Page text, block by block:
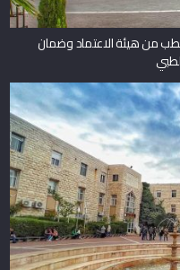
من هيئة الاعتماد وضمان